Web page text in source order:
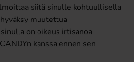
siitä sinulle kohtuullisella
muutettua
on oikeus irtisanoa
kanssa ennen sen